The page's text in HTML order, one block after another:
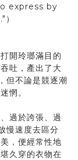
express by
開玲瑯滿目的
吐，產出了大
但不論是競逐潮
惘。
過於誇張、過
慢速度去區分
，便經常性地
久穿的衣物在